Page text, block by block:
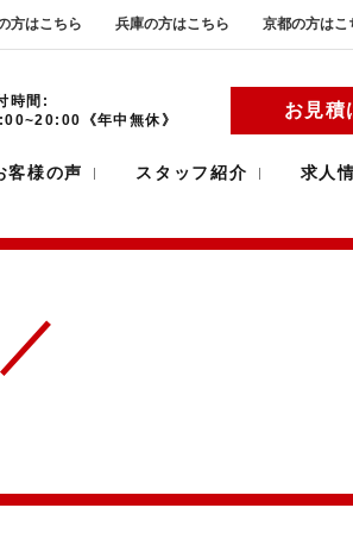
方はこちら 兵庫の方はこちら 京都の方はこ
時間:
《年中無休》
お見積
客様の声 スタッフ紹介 求人